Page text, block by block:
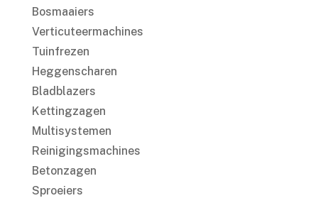
Bosmaaiers
Verticuteermachines
Tuinfrezen
Heggenscharen
Bladblazers
Kettingzagen
Multisystemen
Reinigingsmachines
Betonzagen
Sproeiers